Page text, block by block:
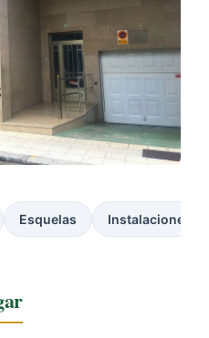
Esquelas Instalaciones